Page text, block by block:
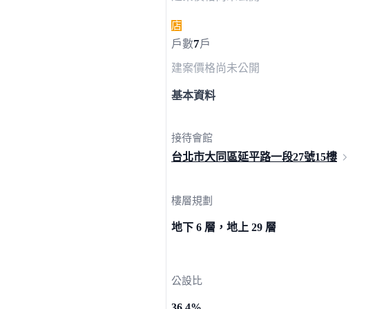
店
戶數7戶
建案價格尚未公開
基本資料
接待會館
台北市大同區延平路一段27號15樓
樓層規劃
地下 6 層，地上 29 層
公設比